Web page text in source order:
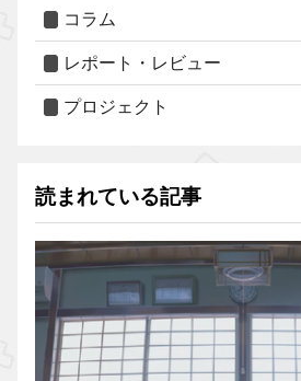
コラム
レポート・レビュー
プロジェクト
読まれている記事